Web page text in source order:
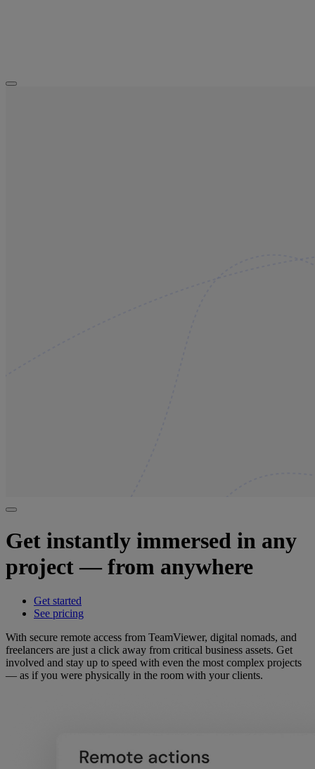
Get instantly immersed in any
project — from anywhere
Get started
See pricing
With secure remote access from TeamViewer, digital nomads, and
freelancers are just a click away from critical business assets. Get
involved and stay up to speed with even the most complex projects
— as if you were physically in the room with your clients.